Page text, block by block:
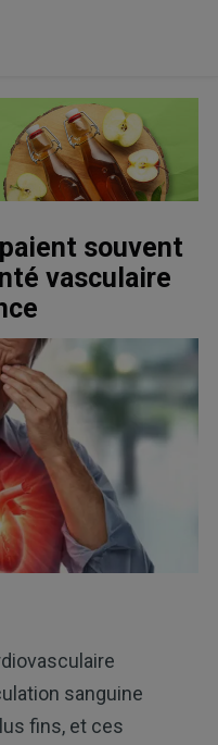
souvent
vasculaire
sanguine
fins, et ces